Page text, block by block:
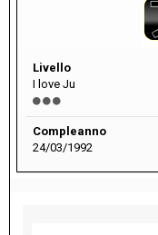
Livello
I love Ju
Compleanno
24/03/1992